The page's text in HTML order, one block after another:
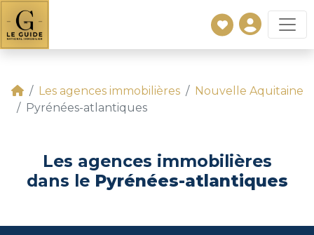
Les agences immobilières
Nouvelle Aquitaine
Pyrénées-atlantiques
Les agences immobilières
dans le Pyrénées-atlantiques